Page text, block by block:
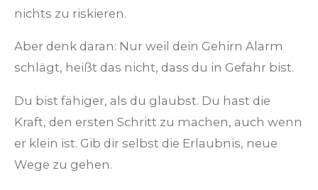
nichts zu riskieren.
Aber denk daran: Nur weil dein Gehirn Alarm
schlägt, heißt das nicht, dass du in Gefahr bist.
Du bist fähiger, als du glaubst. Du hast die
Kraft, den ersten Schritt zu machen, auch wenn
er klein ist. Gib dir selbst die Erlaubnis, neue
Wege zu gehen.